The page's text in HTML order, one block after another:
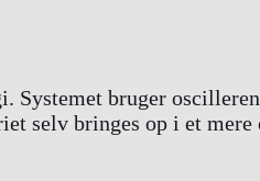
Systemet bruger
selv bringes op i et